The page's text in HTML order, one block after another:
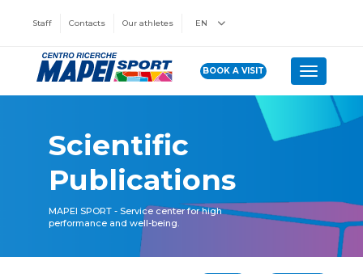
Staff Contacts Our athletes EN
BOOK A VISIT Toggle
Scientific
Publications
MAPEI SPORT - Service center for high
performance and well-being.